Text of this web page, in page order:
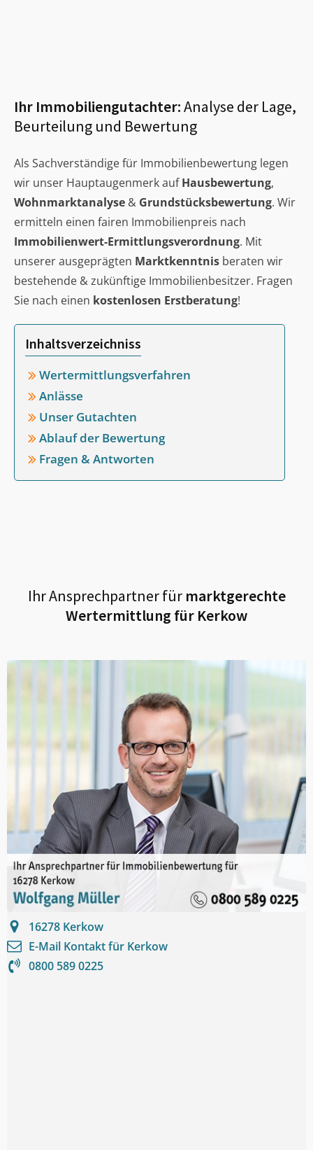
Ihr Immobiliengutachter:Analyse der Lage,
Beurteilung und Bewertung
Als Sachverständige für Immobilienbewertung legen
wir unser Hauptaugenmerk aufHausbewertung,
Wohnmarktanalyse & Grundstücksbewertung. Wir
ermitteln einen fairen Immobilienpreis nach
Immobilienwert-Ermittlungsverordnung. Mit
unserer ausgeprägten Marktkenntnis beraten wir
bestehende & zukünftige Immobilienbesitzer. Fragen
Sie nach einen kostenlosen Erstberatung!
Inhaltsverzeichniss
Wertermittlungsverfahren
Anlässe
Unser Gutachten
Ablauf der Bewertung
Fragen & Antworten
Ihr Ansprechpartner fürmarktgerechte
Wertermittlung für Kerkow
16278 Kerkow
E-Mail Kontakt für Kerkow
0800 589 0225